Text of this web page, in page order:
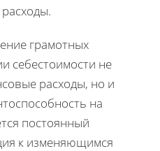
грамотных
себестоимости не
расходы, но и
на
постоянный
к изменяющимся